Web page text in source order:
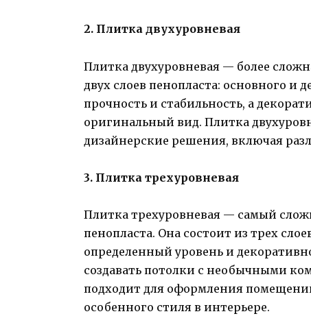
2. Плитка двухуровневая
Плитка двухуровневая — более
двух слоев пенопласта: основного и
прочность и стабильность, а
оригинальный вид. Плитка
дизайнерские решения, включая
3. Плитка трехуровневая
Плитка трехуровневая — самый
пенопласта. Она состоит из трех
определенный уровень и
создавать потолки с необычными
подходит для оформления
особенного стиля в интерьере.